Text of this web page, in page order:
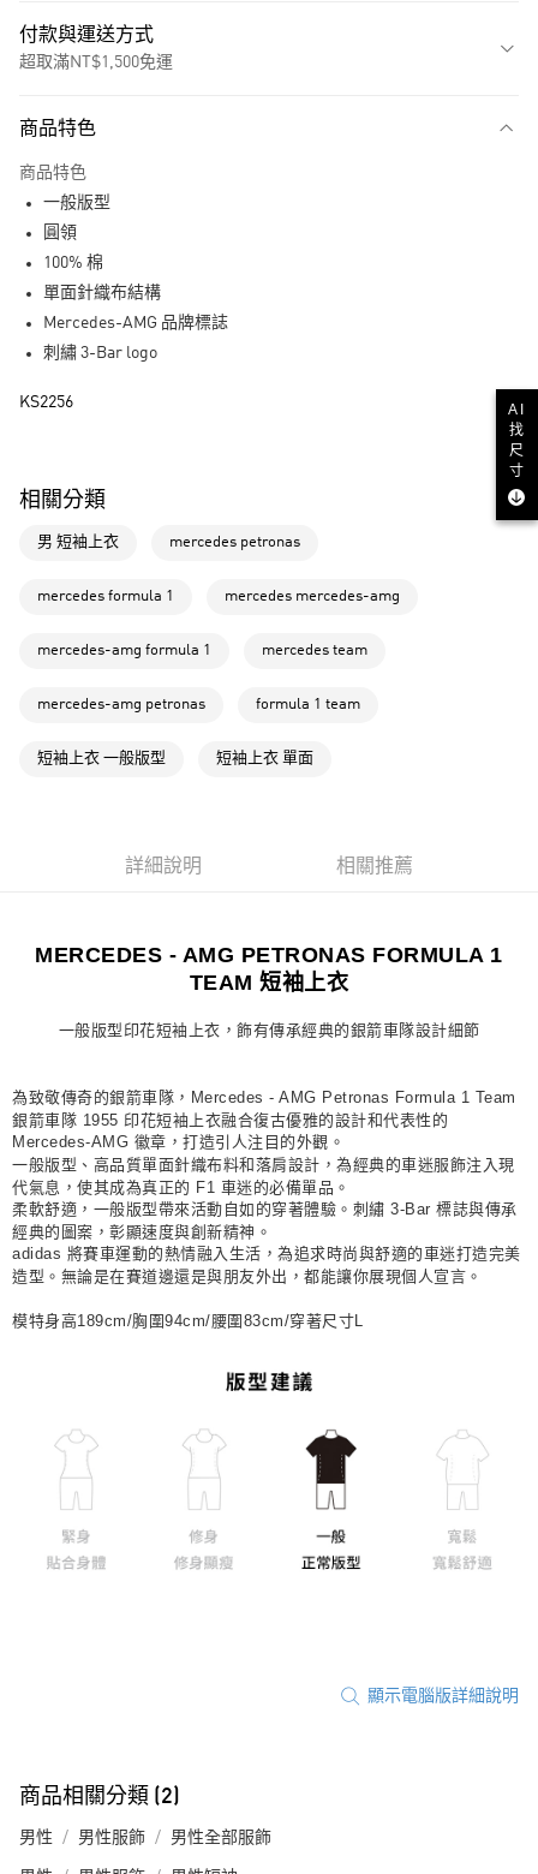
付款與運送方式
超取滿NT$1,500免運
LINE Pay
每筆NT$80，滿NT$1,500(含以上)免運費
每筆NT$80，滿NT$1,500(含以上)免運費
萊爾富取貨付款
每筆NT$80，滿NT$1,500(含以上)免運費
每筆NT$80，滿NT$1,500(含以上)免運費
付款後7-11取貨
每筆NT$80，滿NT$1,500(含以上)免運費
每筆NT$80，滿NT$1,500(含以上)免運費
商品特色
商品特色
一般版型
圓領
100% 棉
單面針織布結構
Mercedes-AMG 品牌標誌
刺繡 3-Bar logo
KS2256
相關分類
男 短袖上衣 mercedes petronas
mercedes formula 1 mercedes mercedes-amg
mercedes-amg formula 1 mercedes team
mercedes-amg petronas formula 1 team
短袖上衣 一般版型 短袖上衣 單面
詳細說明 相關推薦
MERCEDES - AMG PETRONAS FORMULA 1
TEAM 短袖上衣
一般版型印花短袖上衣，飾有傳承經典的銀箭車隊設計細節
為致敬傳奇的銀箭車隊，Mercedes - AMG Petronas Formula 1 Team
銀箭車隊 1955 印花短袖上衣融合復古優雅的設計和代表性的
Mercedes-AMG 徽章，打造引人注目的外觀。
一般版型、高品質單面針織布料和落肩設計，為經典的車迷服飾注入現
代氣息，使其成為真正的 F1 車迷的必備單品。
柔軟舒適，一般版型帶來活動自如的穿著體驗。刺繡 3-Bar 標誌與傳承
經典的圖案，彰顯速度與創新精神。
adidas 將賽車運動的熱情融入生活，為追求時尚與舒適的車迷打造完美
造型。無論是在賽道邊還是與朋友外出，都能讓你展現個人宣言。
模特身高189cm/胸圍94cm/腰圍83cm/穿著尺寸L
顯示電腦版詳細說明
商品相關分類 (2)
男性 男性服飾 男性全部服飾
AI
找
尺
寸